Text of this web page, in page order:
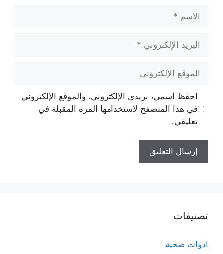
الإلكتروني
الإلكتروني
احفظ اسمي، بريدي الإلكتروني، والموقع الإلكتروني
في هذا المتصفح لاستخدامها المرة المقبلة في
تعليقي.
تصنيفات
ادوات صحية